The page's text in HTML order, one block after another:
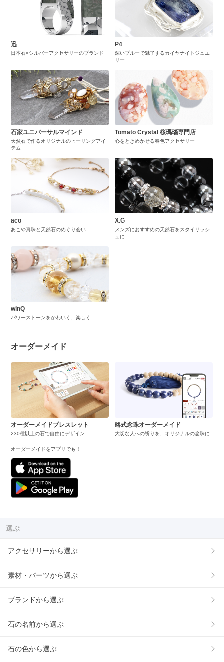
迅
日本石×シルバーアクセサリーのブランド
P4
深いブルーで魅了するカイヤナイトジュエ
リー
石家ユニバーサルマインド
天然石で作るオリジナルのヒーリングアイ
テム
Tomato Crystal 桜瑪瑙専門店
心をときめかせる春色アクセサリー
aco
あこや真珠と天然石のめぐり会い
X.G
メンズにおすすめの天然石をスタイリッシ
ュに
winQ
パワーストーンをかわいく、楽しく
オーダーメイド
オーダーメイドブレスレット
230種以上の石で自由にデザイン
オーダーメイドをアプリでも！
略式念珠オーダーメイド
大切な人への祈りを、オリジナルの念珠に
選ぶ
アクセサリーから選ぶ
素材・パーツから選ぶ
ブランドから選ぶ
石の名前から選ぶ
石の色から選ぶ